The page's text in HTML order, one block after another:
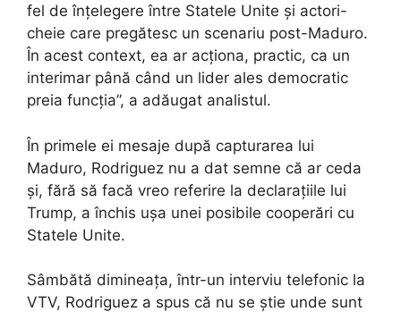
fel de înțelegere între Statele Unite și actori-
cheie care pregătesc un scenariu post-Maduro.
În acest context, ea ar acționa, practic, ca un
interimar până când un lider ales democratic
preia funcția”, a adăugat analistul.
În primele ei mesaje după capturarea lui
Maduro, Rodriguez nu a dat semne că ar ceda
și, fără să facă vreo referire la declarațiile lui
Trump, a închis ușa unei posibile cooperări cu
Statele Unite.
Sâmbătă dimineața, într-un interviu telefonic la
VTV, Rodriguez a spus că nu se știe unde sunt